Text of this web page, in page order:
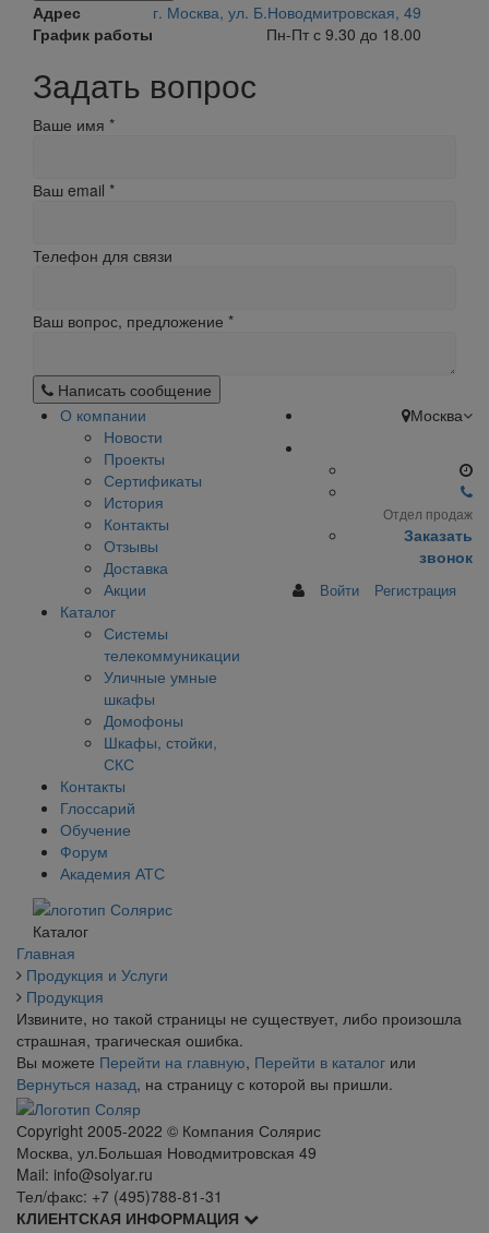
Адрес
г. Москва, ул. Б.Новодмитровская, 49
График работы
Пн-Пт с 9.30 до 18.00
Задать вопрос
Ваше имя *
Ваш email *
Телефон для связи
Ваш вопрос, предложение *
Написать сообщение
О компании
Новости
Проекты
Сертификаты
История
Контакты
Отзывы
Доставка
Акции
Каталог
Системы
телекоммуникации
Уличные умные
шкафы
Домофоны
Шкафы, стойки,
СКС
Контакты
Глоссарий
Обучение
Форум
Академия АТС
Москва
Отдел продаж
Заказать
звонок
Войти Регистрация
Каталог
Главная
Продукция и Услуги
Продукция
Извините, но такой страницы не существует, либо произошла
страшная, трагическая ошибка.
Вы можете Перейти на главную, Перейти в каталог или
Вернуться назад, на страницу с которой вы пришли.
Сopyright 2005-2022 © Компания Солярис
Москва, ул.Большая Новодмитровская 49
Mail: info@solyar.ru
Тел/факс: +7 (495)788-81-31
КЛИЕНТСКАЯ ИНФОРМАЦИЯ